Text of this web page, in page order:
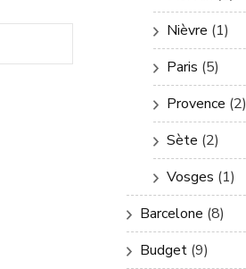
Nièvre (1)
Paris (5)
Provence (2)
Sète (2)
Vosges (1)
Barcelone (8)
Budget (9)